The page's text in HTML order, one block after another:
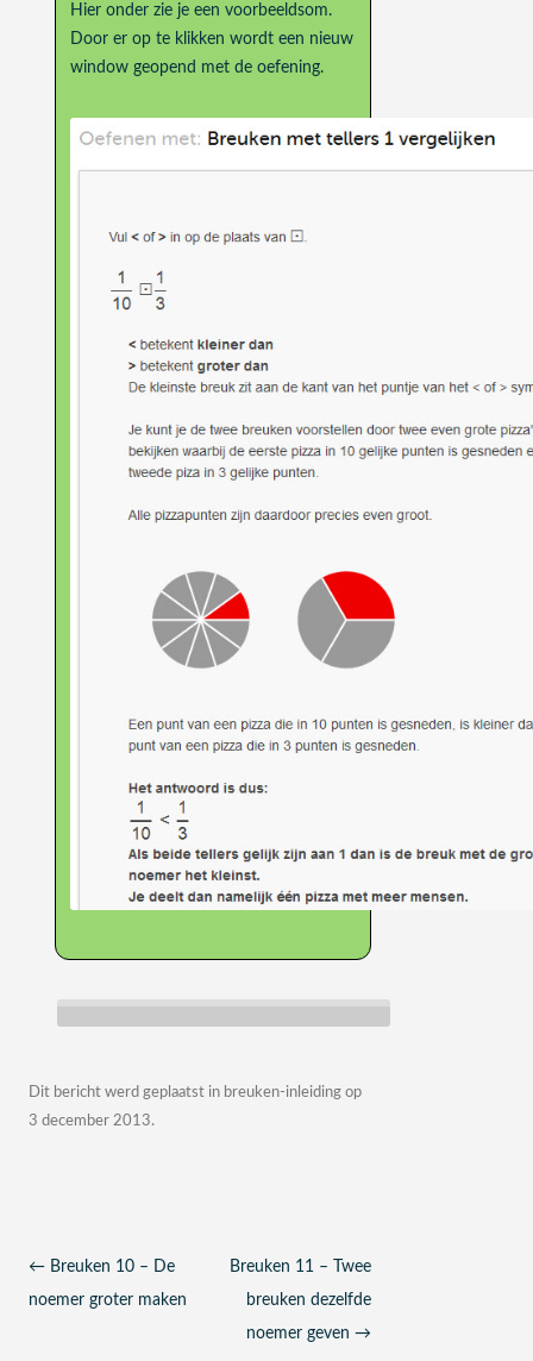
Hier onder zie je een voorbeeldsom.
Door er op te klikken wordt een nieuw
window geopend met de oefening.
Dit bericht werd geplaatst in breuken-inleiding op
3 december 2013.
Berichtnavigatie
← Breuken 10 – De
noemer groter maken
Breuken 11 – Twee
breuken dezelfde
noemer geven→